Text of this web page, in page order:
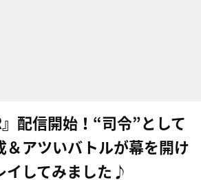
配信開始！“司令”として
＆アツいバトルが幕を開け
イしてみました♪